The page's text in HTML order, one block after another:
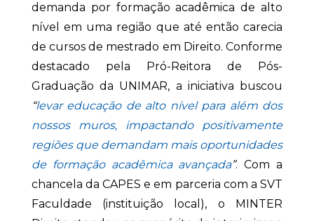
demanda por formação acadêmica de alto
nível em uma região que até então carecia
de cursos de mestrado em Direito. Conforme
destacado pela Pró-Reitora de Pós-
Graduação da UNIMAR, a iniciativa buscou
“levar educação de alto nível para além dos
nossos muros, impactando positivamente
regiões que demandam mais oportunidades
de formação acadêmica avançada”. Com a
chancela da CAPES e em parceria com a SVT
Faculdade (instituição local), o MINTER